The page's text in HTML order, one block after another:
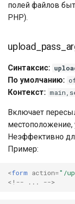
полей файлов
PHP).
Синтаксис:
По умолчанию:
Контекст:
Включает
местоположение,
Неэффективно
Пример:
<form action="/
<!-- ... -->